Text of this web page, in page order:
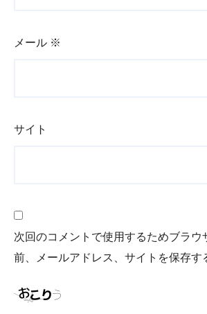
メール ※
サイト
次回のコメントで使用するためブラウ
前、メールアドレス、サイトを保存す